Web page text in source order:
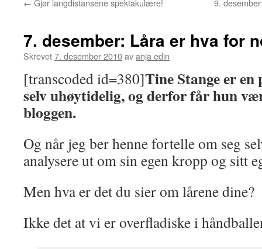
innhold
← Gjør langdistansene spektakulære! 9.
7. desember: Låra er hva for
Skrevet7. desember 2010avanja edin
[transcoded id=380]Tine Stange er en
selv uhøytidelig, og derfor får hun
bloggen.
Og når jeg ber henne fortelle om seg
analysere ut om sin egen kropp og sitt
Men hva er det du sier om lårene dine?
Ikke det at vi er overfladiske i